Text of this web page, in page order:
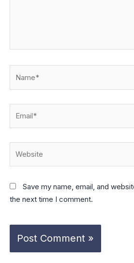
Save my name, email, and
the next time I comment.